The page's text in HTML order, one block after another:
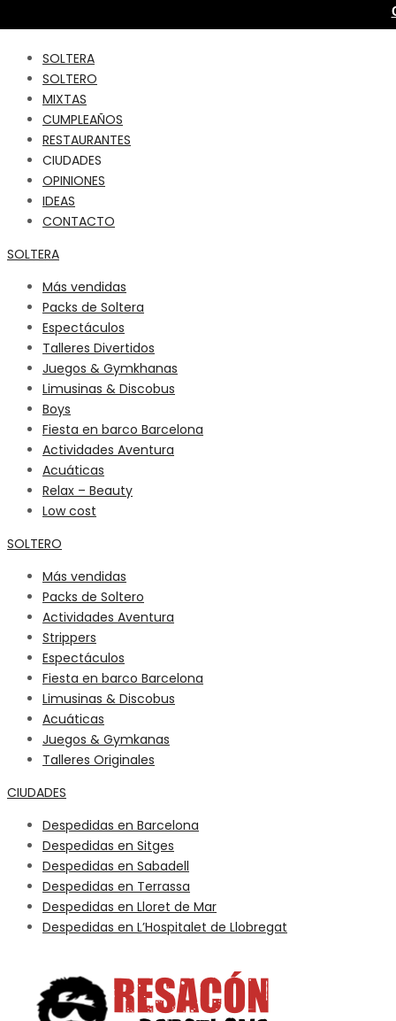
SOLTERA
SOLTERO
MIXTAS
CUMPLEAÑOS
RESTAURANTES
CIUDADES
OPINIONES
IDEAS
CONTACTO
SOLTERA
Más vendidas
Packs de Soltera
Espectáculos
Talleres Divertidos
Juegos & Gymkhanas
Limusinas & Discobus
Boys
Fiesta en barco Barcelona
Actividades Aventura
Acuáticas
Relax – Beauty
Low cost
SOLTERO
Más vendidas
Packs de Soltero
Actividades Aventura
Strippers
Espectáculos
Fiesta en barco Barcelona
Limusinas & Discobus
Acuáticas
Juegos & Gymkanas
Talleres Originales
CIUDADES
Despedidas en Barcelona
Despedidas en Sitges
Despedidas en Sabadell
Despedidas en Terrassa
Despedidas en Lloret de Mar
Despedidas en L’Hospitalet de Llobregat